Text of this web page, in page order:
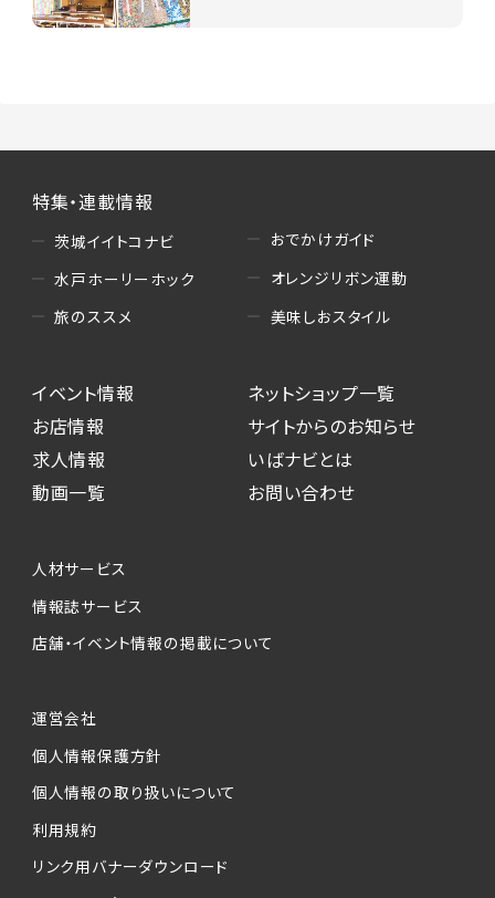
特集・連載情報
茨城イイトコナビ
水戸ホーリーホック
旅のススメ
おでかけガイド
オレンジリボン運動
美味しおスタイル
イベント情報
お店情報
求人情報
動画一覧
ネットショップ一覧
サイトからのお知らせ
いばナビとは
お問い合わせ
人材サービス
情報誌サービス
店舗・イベント情報の掲載について
運営会社
個人情報保護方針
個人情報の取り扱いについて
利用規約
リンク用バナーダウンロード